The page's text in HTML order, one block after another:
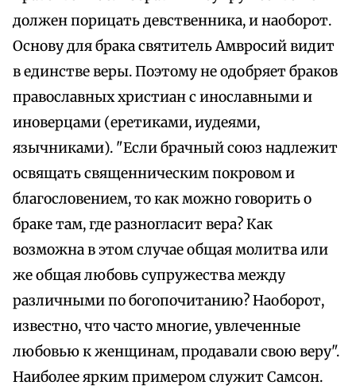
должен порицать девственника, и наоборот.
Основу для брака святитель Амвросий видит
в единстве веры. Поэтому не одобряет браков
православных христиан с инославными и
иноверцами (еретиками, иудеями,
язычниками). "Если брачный союз надлежит
освящать священническим покровом и
благословением, то как можно говорить о
браке там, где разногласит вера? Как
возможна в этом случае общая молитва или
же общая любовь супружества между
различными по богопочитанию? Наоборот,
известно, что часто многие, увлеченные
любовью к женщинам, продавали свою веру".
Наиболее ярким примером служит Самсон.